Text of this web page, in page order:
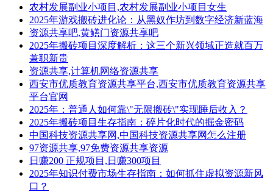
农村发展副业小项目,农村发展副业小项目女生
2025年游戏搬砖进化论：从黑奴作坊到数字经济新蓝海
资源共享吧,黄鳝门资源共享吧
2025年搬砖项目深度解析：这三个新兴领域正造就百万
兼职新贵
资源共享,计算机网络资源共享
西安市优质教育资源共享平台,西安市优质教育资源共享
平台官网
2025年：普通人如何靠\"无限搬砖\"实现睡后收入？
2025年搬砖项目生存指南：碎片化时代的掘金密码
中国科技资源共享网,中国科技资源共享网怎么注册
97资源共享,97免费资源共享资源
日赚200 正规项目,日赚300项目
2025年知识付费市场生存指南：如何抓住虚拟资源新风
口？